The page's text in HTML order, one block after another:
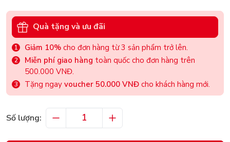
Quà tặng và ưu đãi
Giảm 10% cho đơn hàng từ 3 sản phẩm trở lên.
Miễn phí giao hàng toàn quốc cho đơn hàng trên
500.000 VNĐ.
Tặng ngay voucher 50.000 VNĐ cho khách hàng mới.
Số lượng: